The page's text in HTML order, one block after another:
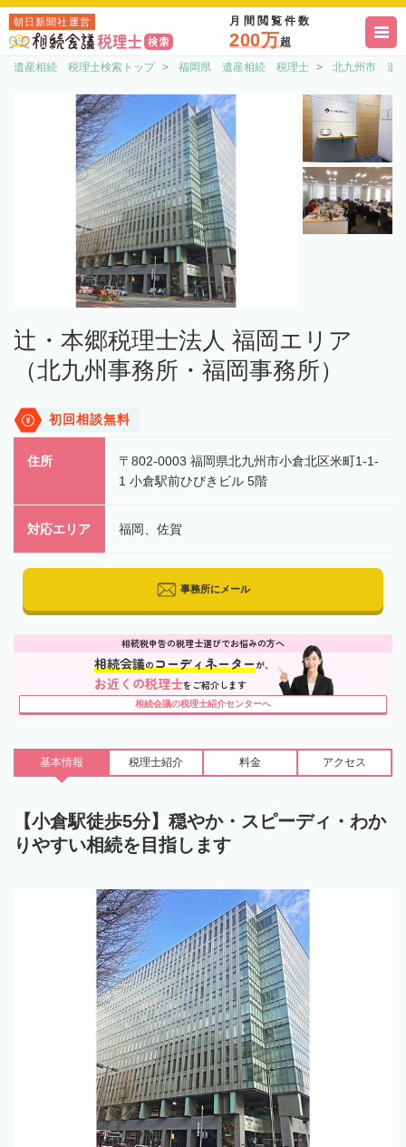
朝日新聞社運営 月間閲覧件数
200万超
遺産相続 税理士検索トップ 福岡県 遺産相続 税理士 北九州市 遺
辻・本郷税理士法人 福岡エリア
（北九州事務所・福岡事務所）
初回相談無料
住所
〒802-0003 福岡県北九州市小倉北区米町1-1-
1 小倉駅前ひびきビル 5階
対応エリア 福岡、佐賀
事務所にメール
相続税申告の税理士選びでお悩みの方へ
相続会議のコーディネーターが、
お近くの税理士をご紹介します
相続会議の税理士紹介センターへ
基本情報 税理士紹介 料金 アクセス
【小倉駅徒歩5分】穏やか・スピーディ・わか
りやすい相続を目指します